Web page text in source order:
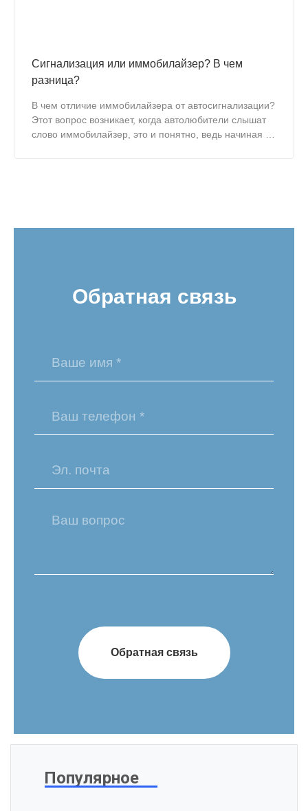
Сигнализация или иммобилайзер? В чем
разница?
В чем отличие иммобилайзера от автосигнализации?
Этот вопрос возникает, когда автолюбители слышат
слово иммобилайзер, это и понятно, ведь начиная с
Обратная связь
Обратная связь
Популярное